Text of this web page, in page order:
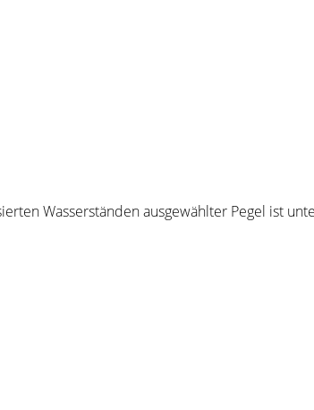
Wasserständen ausgewählter Pegel ist